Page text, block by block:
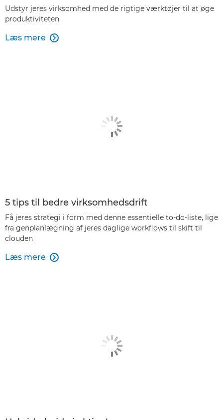
Udstyr jeres virksomhed med de rigtige værktøjer til at øge
produktiviteten
Læs mere 
5 tips til bedre virksomhedsdrift
Få jeres strategi i form med denne essentielle to-do-liste, lige
fra genplanlægning af jeres daglige workflows til skift til
clouden
Læs mere 